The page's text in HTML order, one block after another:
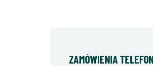
ZAMÓWIENIA